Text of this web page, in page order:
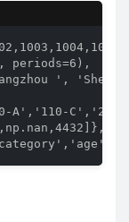
periods=6),
',
A','110-